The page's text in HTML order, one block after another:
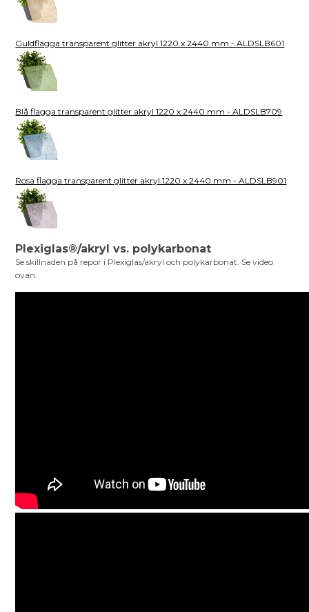
Guldflagga transparent glitter akryl 1220 x 2440 mm - ALDSLB601
Blå flagga transparent glitter akryl 1220 x 2440 mm - ALDSLB709
Rosa flagga transparent glitter akryl 1220 x 2440 mm - ALDSLB901
Plexiglas®/akryl vs. polykarbonat
Se skillnaden på repor i Plexiglas/akryl och polykarbonat. Se video
ovan.